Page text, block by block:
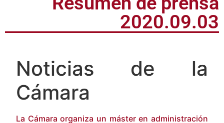
Resumen de prensa
2020.09.03
Noticias de la
Cámara